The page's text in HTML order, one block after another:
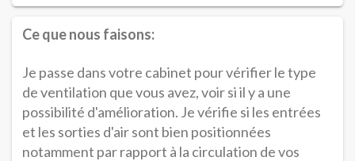
Ce que nous faisons:
Je passe dans votre cabinet pour vérifier le type
de ventilation que vous avez, voir si il y a une
possibilité d'amélioration. Je vérifie si les entrées
et les sorties d'air sont bien positionnées
notamment par rapport à la circulation de vos